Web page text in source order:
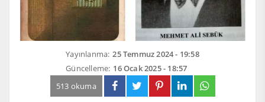
Yayınlanma: 25 Temmuz 2024 - 19:58
Güncelleme: 16 Ocak 2025 - 18:57
513 okuma